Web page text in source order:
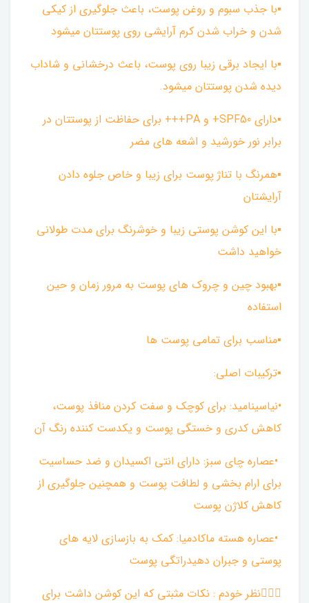
▪︎با جذب سبوم و روغن پوست، باعث جلوگیری از کیکی
شدن و خراب شدن کرم آرایشی روی پوستتان میشود
▪︎با ایجاد برقی زیبا روی پوست، باعث درخشانی و شاداب
دیده شدن پوستتان میشود.
▪︎دارای SPF50+ و PA+++ برای حفاظت از پوستتان در
برابر نور خورشید و اشعه های مضر
▪︎همرنگ با تناژ پوست برای زیبا و خاص جلوه دادن
آرایشتان
▪︎با این کوشن پوستی زیبا و خوشرنگ برای مدت طولانی
خواهید داشت
▪︎بهبود چین و چروک های پوست به مرور زمان و حین
استفاده
▪︎مناسب برای تمامی پوست ها
▪︎ترکیبات اصلی:
•نیاسینامید: برای کوچک و سفت کردن منافذ پوست،
کاهش کدری و خستگی پوست و یکدست کننده رنگ آن
•عصاره چای سبز: دارای انتی اکسیدان و ضد حساسیت
برای ارام بخشی و لطافت پوست و همچنین جلوگیری از
کاهش کلاژن پوست
•عصاره هسته ماکادمیا: کمک به بازسازی لایه های
پوستی و جبران دهیدراتگی پوست
🚶🏻‍♀️نظر خودم : نکات مثبتی که این کوشن داشت برای